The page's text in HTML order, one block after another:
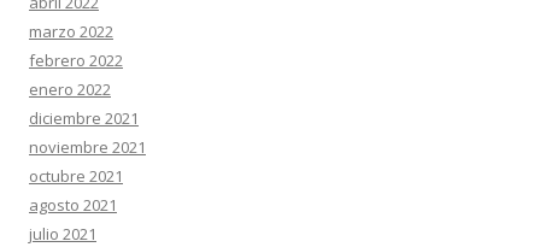
marzo 2022
febrero 2022
enero 2022
diciembre 2021
noviembre 2021
octubre 2021
agosto 2021
julio 2021